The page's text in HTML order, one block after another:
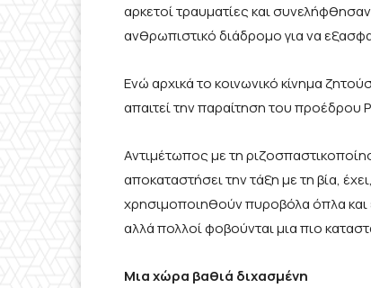
αρκετοί τραυματίες και
ανθρωπιστικό διάδρομο για να
Ενώ αρχικά το κοινωνικό κίνημα
απαιτεί την παραίτηση του προέδρου
Αντιμέτωπος με τη
αποκαταστήσει την τάξη με τη βία,
χρησιμοποιηθούν πυροβόλα όπλα και
αλλά πολλοί φοβούνται μια πιο
Μια χώρα βαθιά διχασμένη